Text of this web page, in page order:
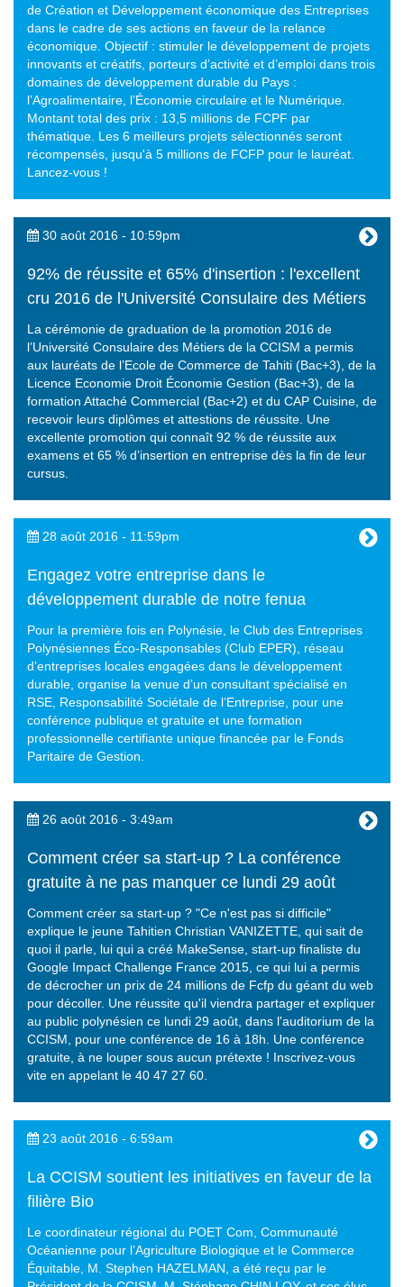
de Création et Développement économique des Entreprises
dans le cadre de ses actions en faveur de la relance
économique. Objectif : stimuler le développement de projets
innovants et créatifs, porteurs d’activité et d’emploi dans trois
domaines de développement durable du Pays :
l’Agroalimentaire, l’Économie circulaire et le Numérique.
Montant total des prix : 13,5 millions de FCPF par
thématique. Les 6 meilleurs projets sélectionnés seront
récompensés, jusqu'à 5 millions de FCFP pour le lauréat.
Lancez-vous !
30 août 2016 - 10:59pm
92% de réussite et 65% d'insertion : l'excellent
cru 2016 de l'Université Consulaire des Métiers
La cérémonie de graduation de la promotion 2016 de
l’Université Consulaire des Métiers de la CCISM a permis
aux lauréats de l’Ecole de Commerce de Tahiti (Bac+3), de la
Licence Economie Droit Économie Gestion (Bac+3), de la
formation Attaché Commercial (Bac+2) et du CAP Cuisine, de
recevoir leurs diplômes et attestions de réussite. Une
excellente promotion qui connaît 92 % de réussite aux
examens et 65 % d’insertion en entreprise dès la fin de leur
cursus.
28 août 2016 - 11:59pm
Engagez votre entreprise dans le
développement durable de notre fenua
Pour la première fois en Polynésie, le Club des Entreprises
Polynésiennes Éco-Responsables (Club EPER), réseau
d’entreprises locales engagées dans le développement
durable, organise la venue d’un consultant spécialisé en
RSE, Responsabilité Sociétale de l’Entreprise, pour une
conférence publique et gratuite et une formation
professionnelle certifiante unique financée par le Fonds
Paritaire de Gestion.
26 août 2016 - 3:49am
Comment créer sa start-up ? La conférence
gratuite à ne pas manquer ce lundi 29 août
Comment créer sa start-up ? "Ce n'est pas si difficile"
explique le jeune Tahitien Christian VANIZETTE, qui sait de
quoi il parle, lui qui a créé MakeSense, start-up finaliste du
Google Impact Challenge France 2015, ce qui lui a permis
de décrocher un prix de 24 millions de Fcfp du géant du web
pour décoller. Une réussite qu'il viendra partager et expliquer
au public polynésien ce lundi 29 août, dans l'auditorium de la
CCISM, pour une conférence de 16 à 18h. Une conférence
gratuite, à ne louper sous aucun prétexte ! Inscrivez-vous
vite en appelant le 40 47 27 60.
23 août 2016 - 6:59am
La CCISM soutient les initiatives en faveur de la
filière Bio
Le coordinateur régional du POET Com, Communauté
Océanienne pour l’Agriculture Biologique et le Commerce
Équitable, M. Stephen HAZELMAN, a été reçu par le